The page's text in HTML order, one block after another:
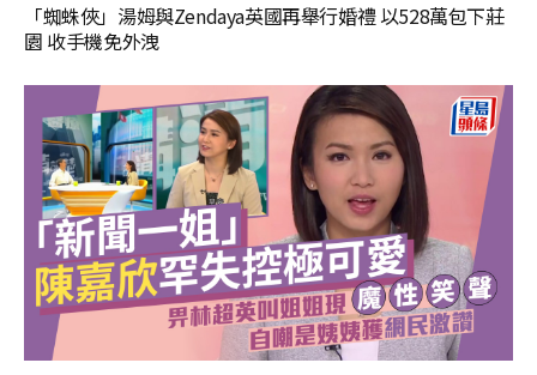
「蜘蛛俠」湯姆與Zendaya英國再舉行婚禮 以528萬包下莊
園 收手機免外洩